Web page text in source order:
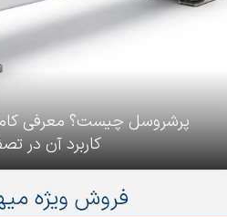
پرشروسل چیست؟ معرفی
کاربرد آن در
فروش ویژه